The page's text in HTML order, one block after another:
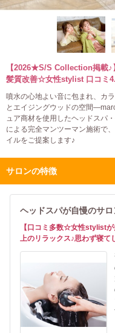
【2026★S/S Collection掲載♪
髪質改善☆女性stylist 口コミ
噴水の心地よい音に包まれ、カ
とエイジングウッドの空間
ュア商材を使用したヘッドスパ
による完全マンツーマン施術で
イルをご提案します♪
サロンの特徴
ヘッドスパが自慢のサロ
【口コミ多数☆女性stylist
上のリラックス♪思わず寝て